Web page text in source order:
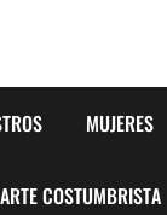
MUJERES
ARTE COSTUMBRISTA
Imágenes